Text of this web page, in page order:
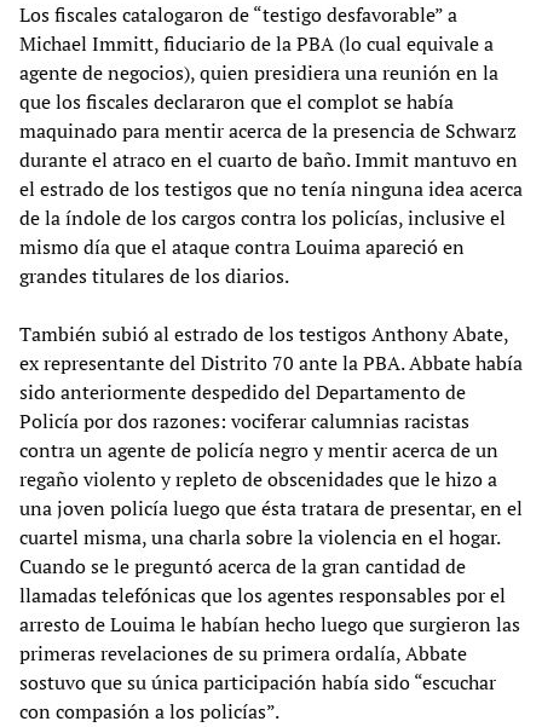
Los fiscales catalogaron de “testigo desfavorable” a
Michael Immitt, fiduciario de la PBA (lo cual equivale a
agente de negocios), quien presidiera una reunión en la
que los fiscales declararon que el complot se había
maquinado para mentir acerca de la presencia de Schwarz
durante el atraco en el cuarto de baño. Immit mantuvo en
el estrado de los testigos que no tenía ninguna idea acerca
de la índole de los cargos contra los policías, inclusive el
mismo día que el ataque contra Louima apareció en
grandes titulares de los diarios.
También subió al estrado de los testigos Anthony Abate,
ex representante del Distrito 70 ante la PBA. Abbate había
sido anteriormente despedido del Departamento de
Policía por dos razones: vociferar calumnias racistas
contra un agente de policía negro y mentir acerca de un
regaño violento y repleto de obscenidades que le hizo a
una joven policía luego que ésta tratara de presentar, en el
cuartel misma, una charla sobre la violencia en el hogar.
Cuando se le preguntó acerca de la gran cantidad de
llamadas telefónicas que los agentes responsables por el
arresto de Louima le habían hecho luego que surgieron las
primeras revelaciones de su primera ordalía, Abbate
sostuvo que su única participación había sido “escuchar
con compasión a los policías”.